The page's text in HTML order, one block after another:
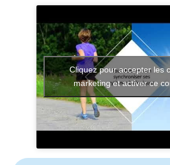
Cliquez pour accepter les
marketing et activer ce